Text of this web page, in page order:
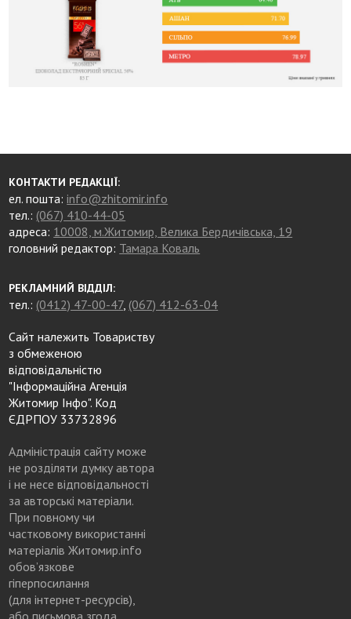
КОНТАКТИ РЕДАКЦІЇ:
ел. пошта:info@zhitomir.info
тел.: (067) 410-44-05
адреса: 10008, м.Житомир, Велика Бердичівська, 19
головний редактор: Тамара Коваль
РЕКЛАМНИЙ ВІДДІЛ:
тел.: (0412) 47-00-47, (067) 412-63-04
Сайт належить Товариству
з обмеженою
відповідальністю
"Інформаційна Агенція
Житомир Інфо". Код
ЄДРПОУ 33732896
Адміністрація сайту може
не розділяти думку автора
і не несе відповідальності
за авторські матеріали.
При повному чи
частковому використанні
матеріалів Житомир.info
обов’язкове
гіперпосилання
(для інтернет-ресурсів),